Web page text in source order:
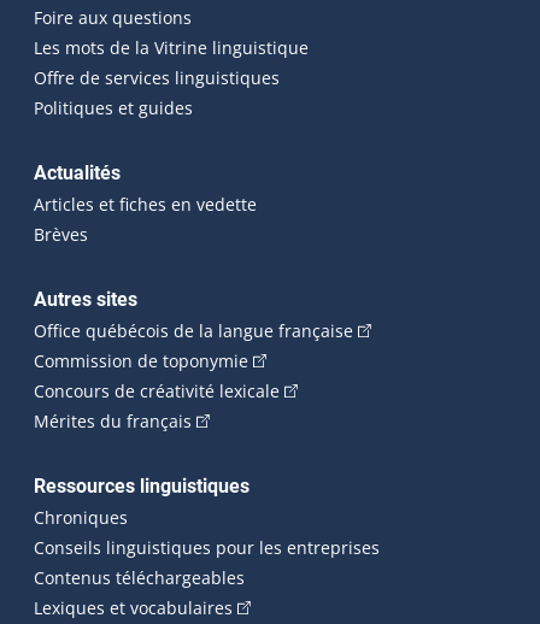
Foire aux questions
Les mots de la Vitrine linguistique
Offre de services linguistiques
Politiques et guides
Actualités
Articles et fiches en vedette
Brèves
Autres sites
Office québécois de la langue française(Cet hyperlien
Commission de toponymie(Cet hyperlien externe s'ouvrira
Concours de créativité lexicale(Cet hyperlien externe
Mérites du français (Cet hyperlien externe s'ouvrira dans une
Ressources linguistiques
Chroniques
Conseils linguistiques pour les entreprises
Contenus téléchargeables
Lexiques et vocabulaires (Cet hyperlien externe s'ouvrira